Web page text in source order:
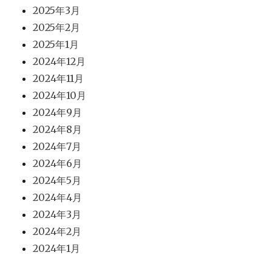
2025年3月
2025年2月
2025年1月
2024年12月
2024年11月
2024年10月
2024年9月
2024年8月
2024年7月
2024年6月
2024年5月
2024年4月
2024年3月
2024年2月
2024年1月